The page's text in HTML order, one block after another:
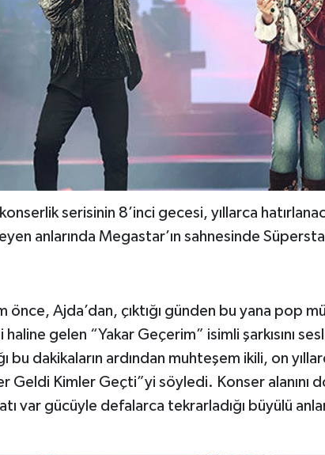
konserlik serisinin 8’inci gecesi, yıllarca
anlarında Megastar’ın sahnesinde
önce, Ajda’dan, çıktığı günden bu yana pop
gelen “Yakar Geçerim” isimli şarkısını
bu dakikaların ardından muhteşem ikili, on
Geldi Kimler Geçti”yi söyledi. Konser alanını
var gücüyle defalarca tekrarladığı büyülü